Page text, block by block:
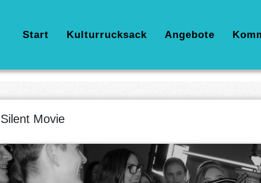
Hauptnavigation
Start Kulturrucksack Angebote
Silent Movie